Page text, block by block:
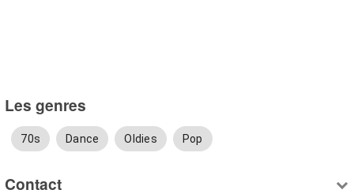
Les genres
70s Dance Oldies Pop
Contact